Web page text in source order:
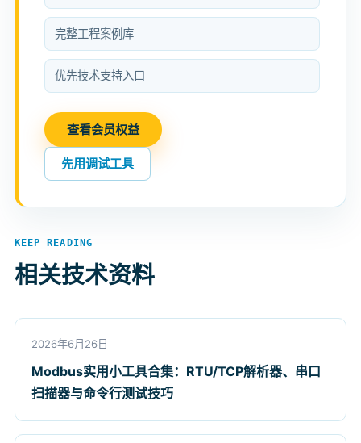
完整工程案例库
优先技术支持入口
查看会员权益
先用调试工具
KEEP READING
相关技术资料
2026年6月26日
Modbus实用小工具合集：RTU/TCP解析器、串口
扫描器与命令行测试技巧